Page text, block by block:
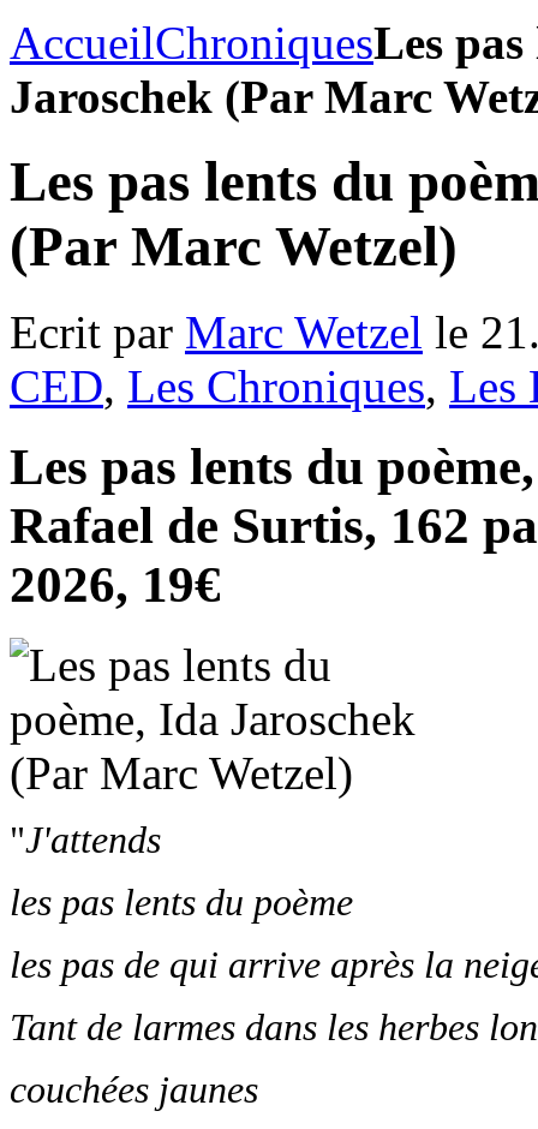
AccueilChroniquesLes
Jaroschek (Par Marc
Les pas lents du
(Par Marc Wetzel)
Ecrit par Marc Wetzel le
CED, Les Chroniques, Les
Les pas lents du
Rafael de Surtis, 162
2026, 19€
"J'attends
les pas lents du poème
les pas de qui arrive après la
Tant de larmes dans les herbes
couchées jaunes